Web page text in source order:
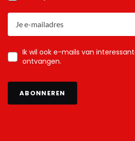
Ik wil ook e-mails van
ontvangen.
ABONNEREN